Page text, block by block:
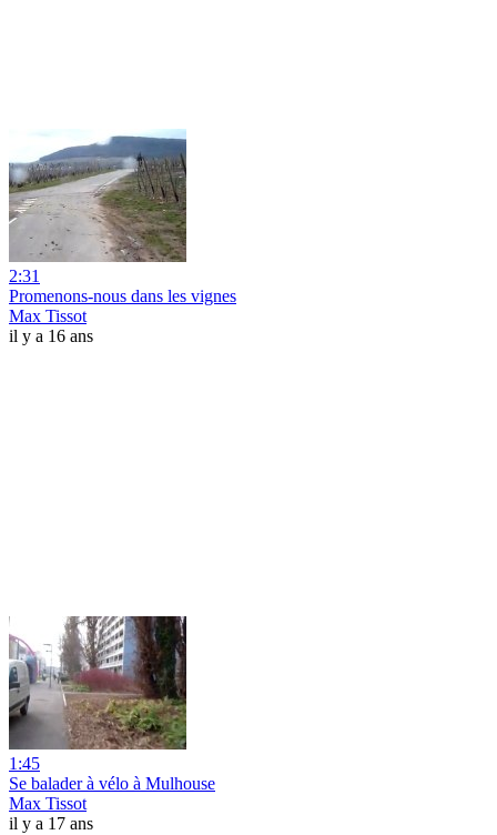
2:31
Promenons-nous dans les vignes
Max Tissot
il y a 16 ans
1:45
Se balader à vélo à Mulhouse
Max Tissot
il y a 17 ans